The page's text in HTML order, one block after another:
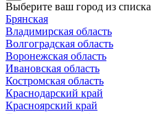
Выберите ваш город из списка
Брянская
Владимирская область
Волгоградская область
Воронежская область
Ивановская область
Костромская область
Краснодарский край
Красноярский край